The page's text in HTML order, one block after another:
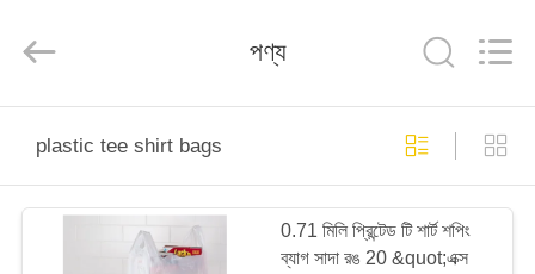
পণ্য
PRODUCTS
CO.,LTD.
Reserved.
পণ্য
plastic tee shirt bags
0.71 মিলি প্রিন্টেড টি শার্ট শপিং
ব্যাগ সাদা রঙ 20 &quot;এক্স